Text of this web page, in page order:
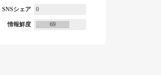
SNSシェア 0
情報鮮度 69